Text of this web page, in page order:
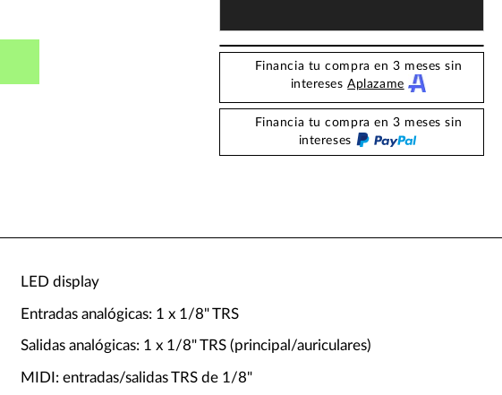
Financia tu compra en 3 meses sin
interesesAplazame
Financia tu compra en 3 meses sin
intereses
LED display
Entradas analógicas: 1 x 1/8" TRS
Salidas analógicas: 1 x 1/8" TRS (principal/auriculares)
MIDI: entradas/salidas TRS de 1/8"